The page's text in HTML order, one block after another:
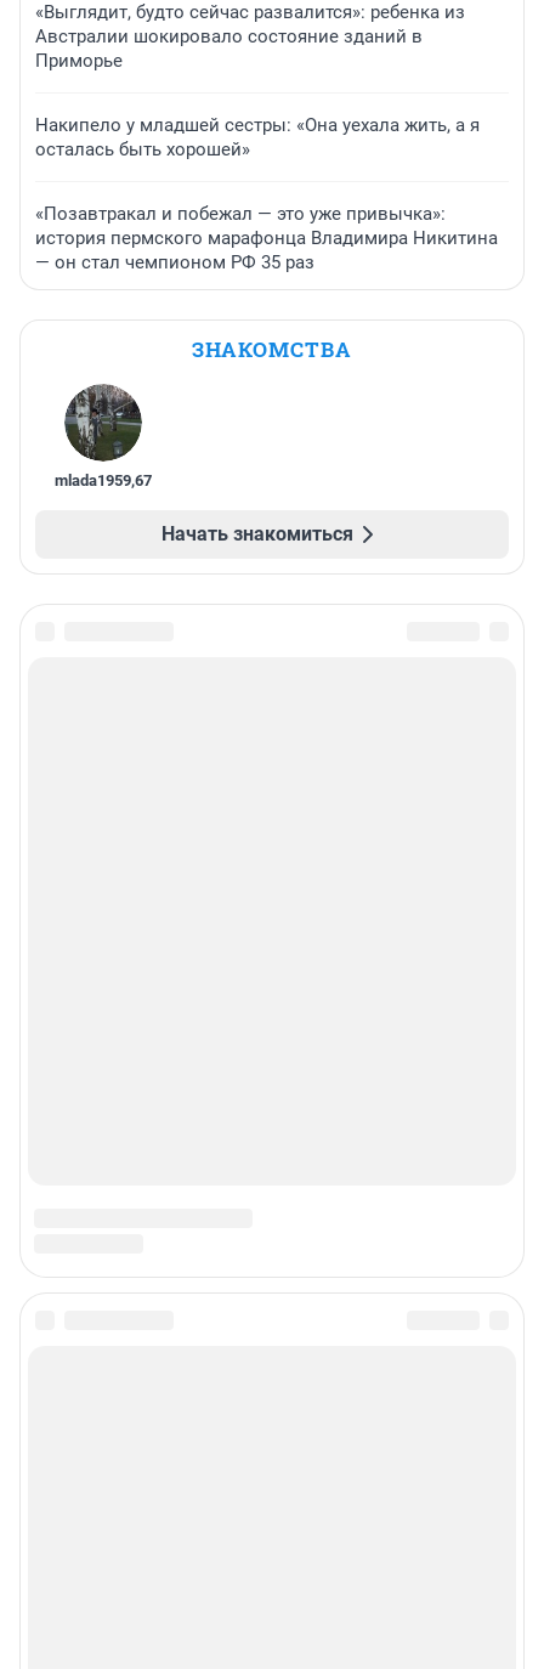
«Выглядит, будто сейчас развалится»: ребенка из
Австралии шокировало состояние зданий в
Приморье
Накипело у младшей сестры: «Она уехала жить, а я
осталась быть хорошей»
«Позавтракал и побежал — это уже привычка»:
история пермского марафонца Владимира Никитина
— он стал чемпионом РФ 35 раз
ЗНАКОМСТВА
mlada1959,67
Начать знакомиться